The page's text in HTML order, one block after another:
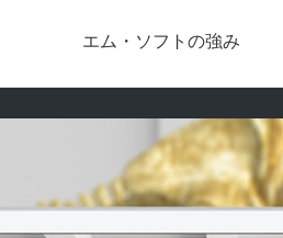
エム・ソフトの強み
建
会長あ
メッ